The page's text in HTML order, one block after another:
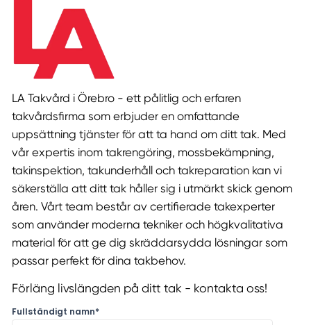
LA Takvård i Örebro - ett pålitlig och erfaren
takvårdsfirma som erbjuder en omfattande
uppsättning tjänster för att ta hand om ditt tak. Med
vår expertis inom takrengöring, mossbekämpning,
takinspektion, takunderhåll och takreparation kan vi
säkerställa att ditt tak håller sig i utmärkt skick genom
åren. Vårt team består av certifierade takexperter
som använder moderna tekniker och högkvalitativa
material för att ge dig skräddarsydda lösningar som
passar perfekt för dina takbehov.
Förläng livslängden på ditt tak - kontakta oss!
Fullständigt namn*